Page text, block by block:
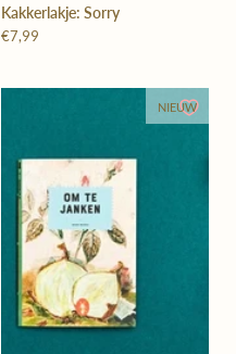
Kakkerlakje: Sorry
€7,99
NIEUW